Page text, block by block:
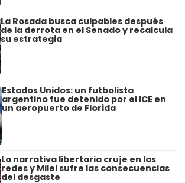
La Rosada busca culpables después
de la derrota en el Senado y recalcula
su estrategia
Estados Unidos: un futbolista
argentino fue detenido por el ICE en
un aeropuerto de Florida
La narrativa libertaria cruje en las
redes y Milei sufre las consecuencias
del desgaste